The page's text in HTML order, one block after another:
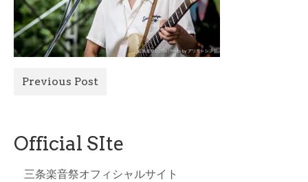
Official Site
Previous Post
Official SIte
三条楽音祭オフィシャルサイト